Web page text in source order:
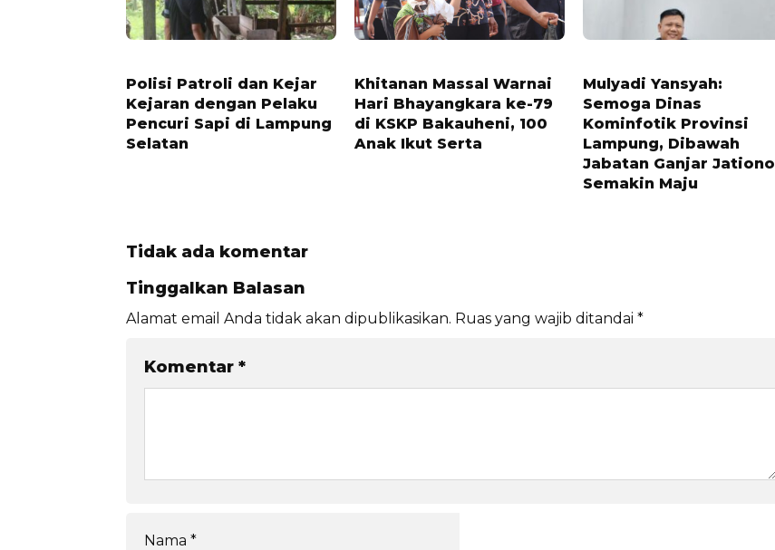
Polisi Patroli dan Kejar
Kejaran dengan Pelaku
Pencuri Sapi di Lampung
Selatan
Khitanan Massal Warnai
Hari Bhayangkara ke-79
di KSKP Bakauheni, 100
Anak Ikut Serta
Mulyadi Yansyah:
Semoga Dinas
Kominfotik Provinsi
Lampung, Dibawah
Jabatan Ganjar Jationo
Semakin Maju
Tidak ada komentar
Tinggalkan Balasan
Alamat email Anda tidak akan dipublikasikan. Ruas yang wajib ditandai *
Komentar *
Nama *